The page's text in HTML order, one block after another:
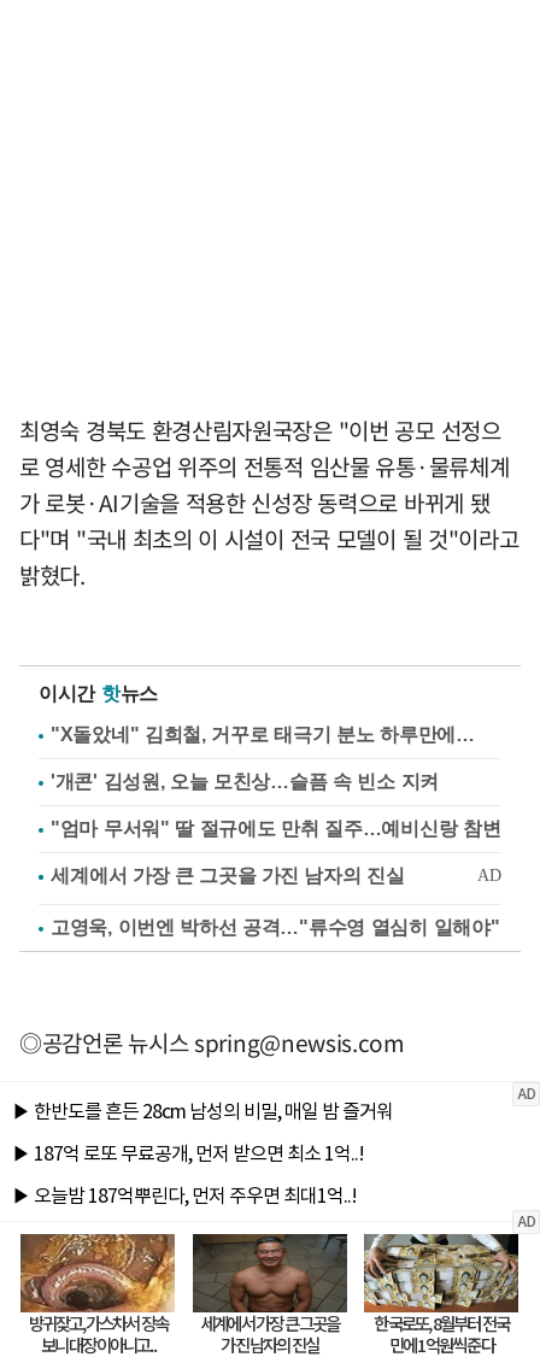
최영숙 경북도 환경산림자원국장은 "이번 공모 선정으
로 영세한 수공업 위주의 전통적 임산물 유통·물류체계
가 로봇·AI기술을 적용한 신성장 동력으로 바뀌게 됐
다"며 "국내 최초의 이 시설이 전국 모델이 될 것"이라고
밝혔다.
이시간 핫뉴스
"X돌았네" 김희철, 거꾸로 태극기 분노 하루만에…
'개콘' 김성원, 오늘 모친상…슬픔 속 빈소 지켜
"엄마 무서워" 딸 절규에도 만취 질주…예비신랑 참변
고영욱, 이번엔 박하선 공격…"류수영 열심히 일해야"
◎공감언론 뉴시스spring@newsis.com